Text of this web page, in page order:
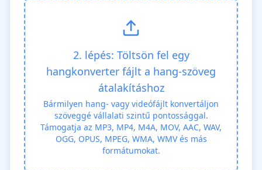
2. lépés: Töltsön fel egy
hangkonverter fájlt a hang-szöveg
átalakításhoz
Bármilyen hang- vagy videófájlt konvertáljon
szöveggé vállalati szintű pontossággal.
Támogatja az MP3, MP4, M4A, MOV, AAC, WAV,
OGG, OPUS, MPEG, WMA, WMV és más
formátumokat.